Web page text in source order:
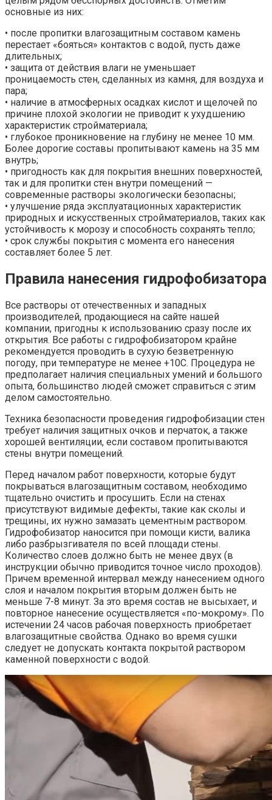
основные из них:
• после пропитки влагозащитным составом камень
перестает «бояться» контактов с водой, пусть даже
длительных;
• защита от действия влаги не уменьшает
проницаемость стен, сделанных из камня, для воздуха и
пара;
• наличие в атмосферных осадках кислот и щелочей по
причине плохой экологии не приводит к ухудшению
характеристик стройматериала;
• глубокое проникновение на глубину не менее 10 мм.
Более дорогие составы пропитывают камень на 35 мм
внутрь;
• пригодность как для покрытия внешних поверхностей,
так и для пропитки стен внутри помещений —
современные растворы экологически безопасны;
• улучшение ряда эксплуатационных характеристик
природных и искусственных стройматериалов, таких как
устойчивость к морозу и способность сохранять тепло;
• срок службы покрытия с момента его нанесения
составляет более 5 лет.
Правила нанесения гидрофобизатора
Все растворы от отечественных и западных
производителей, продающиеся на сайте нашей
компании, пригодны к использованию сразу после их
открытия. Все работы с гидрофобизатором крайне
рекомендуется проводить в сухую безветренную
погоду, при температуре не менее +10С. Процедура не
предполагает наличия специальных умений и большого
опыта, большинство людей сможет справиться с этим
делом самостоятельно.
Техника безопасности проведения гидрофобизации стен
требует наличия защитных очков и перчаток, а также
хорошей вентиляции, если составом пропитываются
стены внутри помещений.
Перед началом работ поверхности, которые будут
покрываться влагозащитным составом, необходимо
тщательно очистить и просушить. Если на стенах
присутствуют видимые дефекты, такие как сколы и
трещины, их нужно замазать цементным раствором.
Гидрофобизатор наносится при помощи кисти, валика
либо разбрызгивателя по всей площади стены.
Количество слоев должно быть не менее двух (в
инструкции обычно приводится точное число проходов).
Причем временной интервал между нанесением одного
слоя и началом покрытия вторым должен быть не
меньше 7-8 минут. За это время состав не высыхает, и
повторное нанесение осуществляется «по-мокрому». По
истечении 24 часов рабочая поверхность приобретает
влагозащитные свойства. Однако во время сушки
следует не допускать контакта покрытой раствором
каменной поверхности с водой.